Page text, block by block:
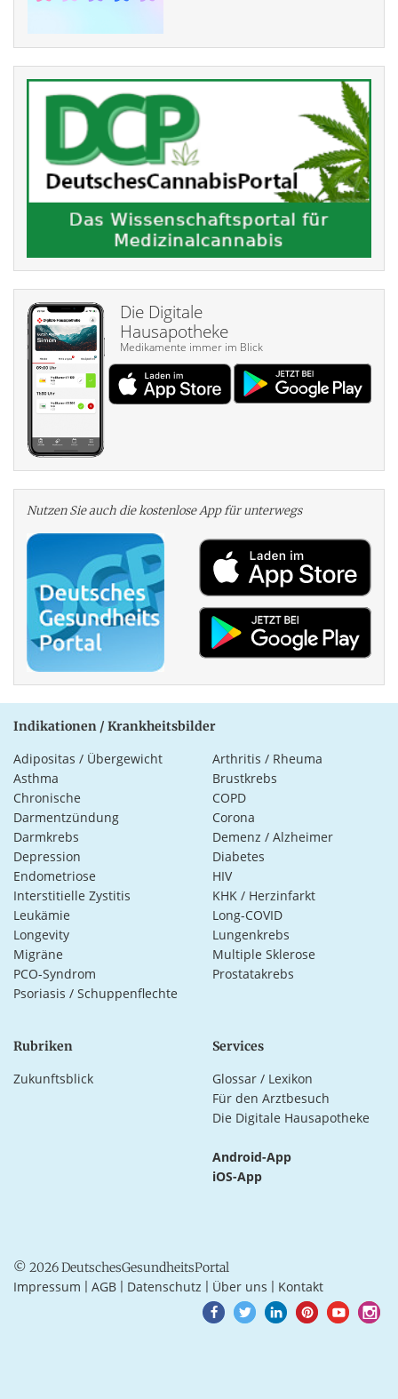
Die Digitale
Hausapotheke
Medikamente immer im Blick
Nutzen Sie auch die kosten­lose App für unterwegs
Indikationen / Krankheitsbilder
Adipositas / Übergewicht
Arthritis / Rheuma
Asthma
Brustkrebs
Chronische
Darmentzündung
COPD
Corona
Darmkrebs
Demenz / Alzheimer
Depression
Diabetes
Endometriose
HIV
Interstitielle Zystitis
KHK / Herzinfarkt
Leukämie
Long-COVID
Longevity
Lungenkrebs
Migräne
Multiple Sklerose
PCO-Syndrom
Prostatakrebs
Psoriasis / Schuppenflechte
Rubriken
Zukunftsblick
Services
Glossar / Lexikon
Für den Arztbesuch
Die Digitale Hausapotheke
Android-App
iOS-App
© 2026 DeutschesGesundheitsPortal
Impressum AGB Datenschutz Über uns Kontakt